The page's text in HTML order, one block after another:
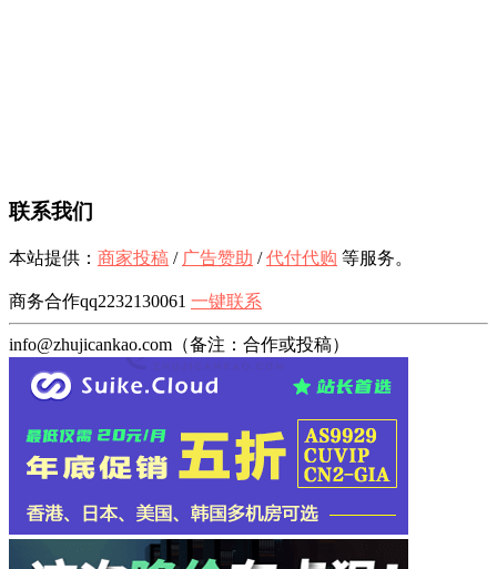
联系我们
本站提供： 商家投稿 / 广告赞助 /代付代购 等服务。
商务合作qq2232130061 一键联系
info@zhujicankao.com（备注：合作或投稿）